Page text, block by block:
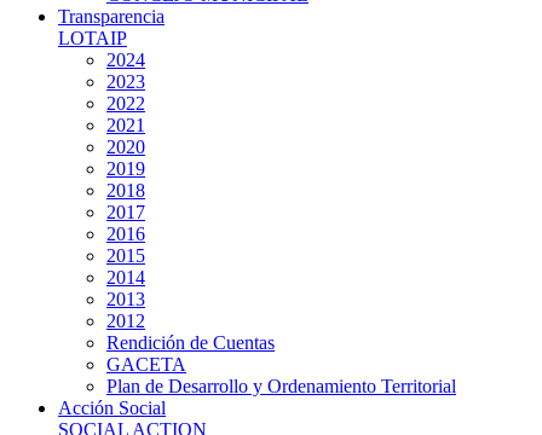
Transparencia
LOTAIP
2024
2023
2022
2021
2020
2019
2018
2017
2016
2015
2014
2013
2012
Rendición de Cuentas
GACETA
Plan de Desarrollo y Ordenamiento Territorial
Acción Social
SOCIAL ACTION